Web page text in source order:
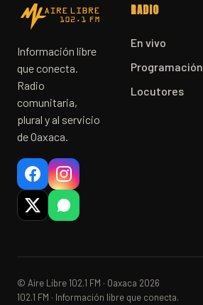
Información libre
que conecta.
Radio
comunitaria,
plural y al servicio
de Oaxaca.
RADIO
En vivo
Programación
Locutores
© Aire Libre 102.1 FM · Oaxaca 2026
102.1 FM · Información libre que conecta.